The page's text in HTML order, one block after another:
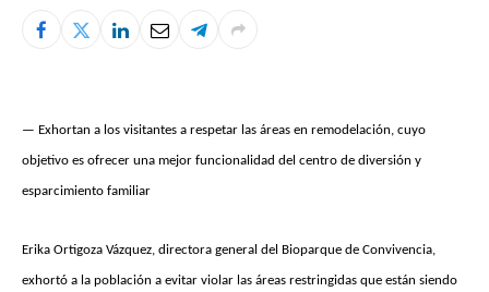
— Exhortan a los visitantes a respetar las áreas en remodelación, cuyo
objetivo es ofrecer una mejor funcionalidad del centro de diversión y
esparcimiento familiar
Erika Ortigoza Vázquez, directora general del Bioparque de Convivencia,
exhortó a la población a evitar violar las áreas restringidas que están siendo